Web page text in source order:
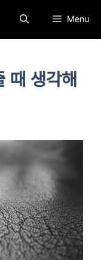
Menu
때 생각해